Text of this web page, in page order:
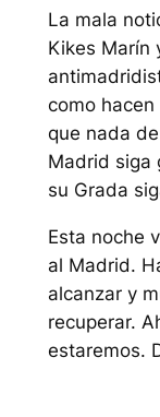
La mala
Kikes Marín
como
que nada
Madrid siga
su Grada
Esta noche
al Madrid.
alcanzar y
recuperar.
estaremos.